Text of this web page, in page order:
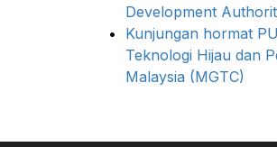
Development
Kunjungan hormat
Teknologi Hijau dan
Malaysia (MGTC)